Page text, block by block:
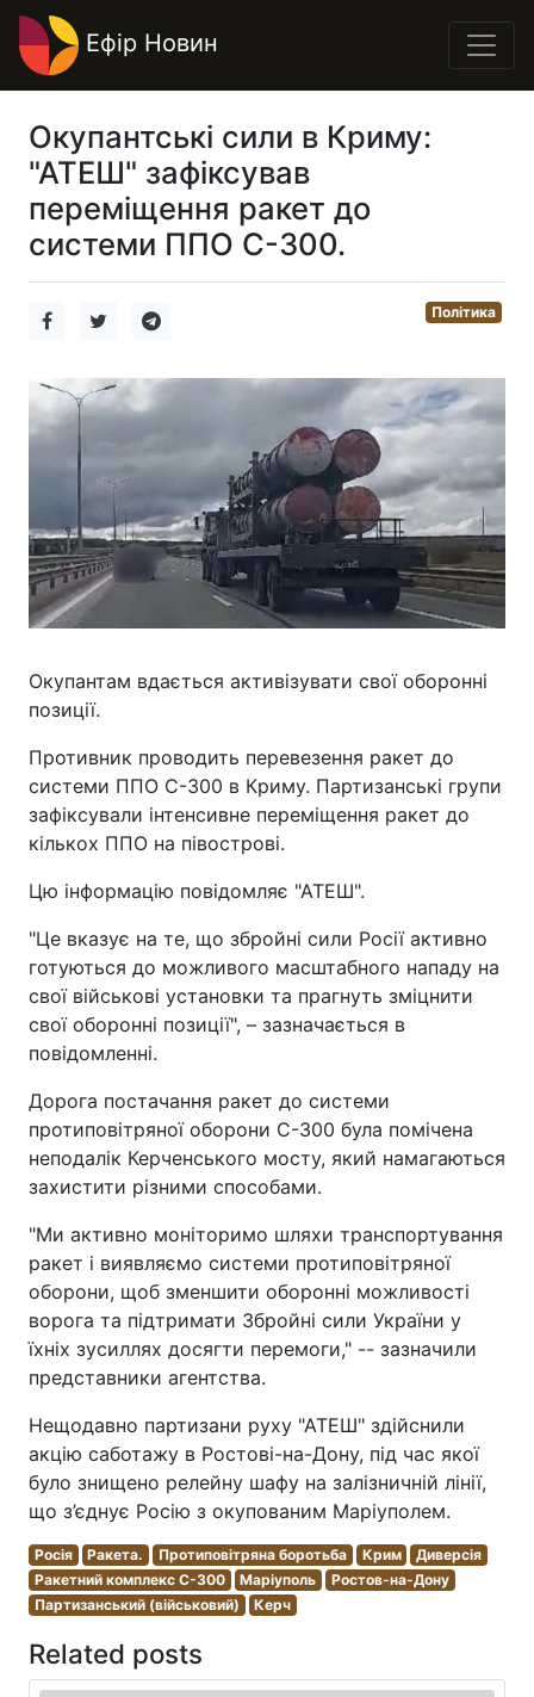
Ефір Новин
Окупантські сили в Криму:
"АТЕШ" зафіксував
переміщення ракет до
системи ППО С-300.
Політика
Окупантам вдається активізувати свої оборонні
позиції.
Противник проводить перевезення ракет до
системи ППО С-300 в Криму. Партизанські групи
зафіксували інтенсивне переміщення ракет до
кількох ППО на півострові.
Цю інформацію повідомляє "АТЕШ".
"Це вказує на те, що збройні сили Росії активно
готуються до можливого масштабного нападу на
свої військові установки та прагнуть зміцнити
свої оборонні позиції", – зазначається в
повідомленні.
Дорога постачання ракет до системи
протиповітряної оборони С-300 була помічена
неподалік Керченського мосту, який намагаються
захистити різними способами.
"Ми активно моніторимо шляхи транспортування
ракет і виявляємо системи протиповітряної
оборони, щоб зменшити оборонні можливості
ворога та підтримати Збройні сили України у
їхніх зусиллях досягти перемоги," -- зазначили
представники агентства.
Нещодавно партизани руху "АТЕШ" здійснили
акцію саботажу в Ростові-на-Дону, під час якої
було знищено релейну шафу на залізничній лінії,
що з’єднує Росію з окупованим Маріуполем.
Росія Ракета. Протиповітряна боротьба Крим
Диверсія
Ракетний комплекс С-300
Маріуполь
Ростов-на-Дону
Партизанський (військовий)
Керч
Related posts